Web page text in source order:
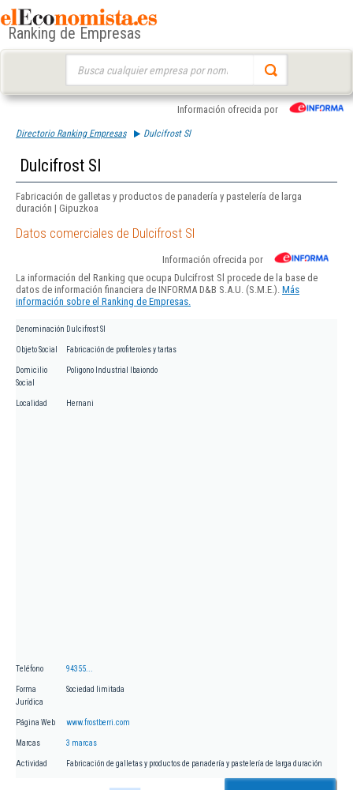
Ranking de Empresas
Información ofrecida por
Directorio Ranking Empresas Dulcifrost Sl
Dulcifrost Sl
Fabricación de galletas y productos de panadería y pastelería de larga
duración | Gipuzkoa
Datos comerciales de Dulcifrost Sl
Información ofrecida por
La información del Ranking que ocupa Dulcifrost Sl procede de la base de
datos de información financiera de INFORMA D&B S.A.U. (S.M.E.). Más
información sobre el Ranking de Empresas.
Denominación Dulcifrost Sl
Objeto Social Fabricación de profiteroles y tartas
Domicilio
Social
Poligono Industrial Ibaiondo
Localidad Hernani
Teléfono 94355...
Forma
Jurídica
Sociedad limitada
Página Web www.frostberri.com
Marcas 3 marcas
Actividad Fabricación de galletas y productos de panadería y pastelería de larga duración